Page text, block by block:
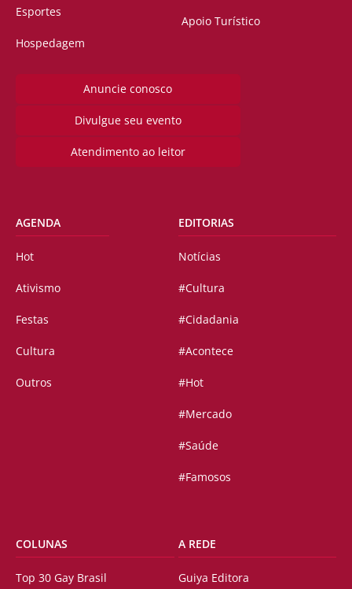
Esportes
Hospedagem
Apoio Turístico
Anuncie conosco
Divulgue seu evento
Atendimento ao leitor
AGENDA
Hot
Ativismo
Festas
Cultura
Outros
EDITORIAS
Notícias
#Cultura
#Cidadania
#Acontece
#Hot
#Mercado
#Saúde
#Famosos
COLUNAS
Top 30 Gay Brasil
A REDE
Guiya Editora